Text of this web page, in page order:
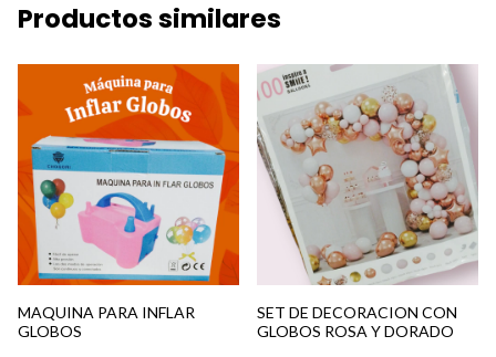
Productos similares
MAQUINA PARA INFLAR
GLOBOS
SET DE DECORACION CON
GLOBOS ROSA Y DORADO